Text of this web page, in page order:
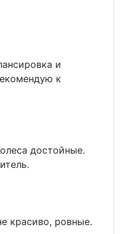
и
к
достойные.
красиво, ровные.